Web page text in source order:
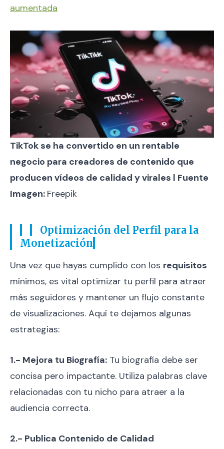
aumentada
TikTok se ha convertido en un rentable
negocio para creadores de contenido que
producen vídeos de calidad y virales | Fuente
Imagen: Freepik
Optimización del Perfil para la
Monetización
Una vez que hayas cumplido con los requisitos
mínimos, es vital optimizar tu perfil para atraer
más seguidores y mantener un flujo constante
de visualizaciones. Aquí te dejamos algunas
estrategias:
1.- Mejora tu Biografía: Tu biografía debe ser
concisa pero impactante. Utiliza palabras clave
relacionadas con tu nicho para atraer a la
audiencia correcta.
2.- Publica Contenido de Calidad